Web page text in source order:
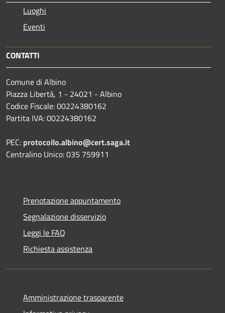
Luoghi
Eventi
CONTATTI
Comune di Albino
Piazza Libertà, 1 - 24021 - Albino
Codice Fiscale: 00224380162
Partita IVA: 00224380162
PEC: protocollo.albino@cert.saga.it
Centralino Unico: 035 759911
Prenotazione appuntamento
Segnalazione disservizio
Leggi le FAQ
Richiesta assistenza
Amministrazione trasparente